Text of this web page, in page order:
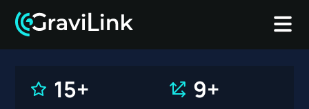
15+ 9+